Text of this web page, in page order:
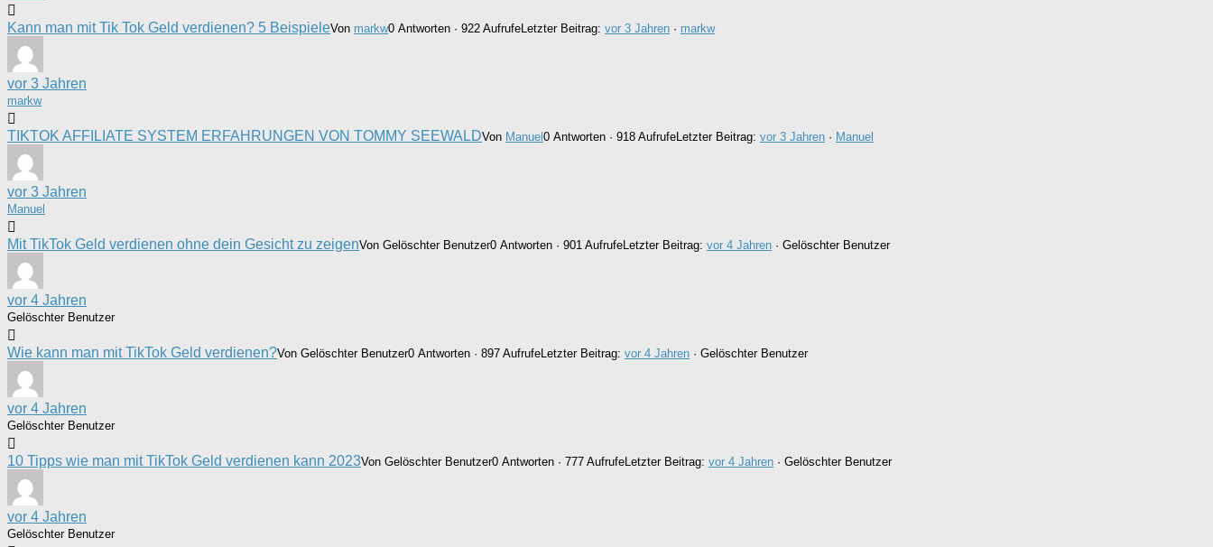
Kann man mit Tik Tok Geld verdienen? 5 BeispieleVon markw0 Antworten · 922 AufrufeLetzter Beitrag: vor 3 Jahren · markw
vor 3 Jahren
markw
TIKTOK AFFILIATE SYSTEM ERFAHRUNGEN VON TOMMY SEEWALDVon Manuel0 Antworten · 918 AufrufeLetzter Beitrag: vor 3 Jahren · Manuel
vor 3 Jahren
Manuel
Mit TikTok Geld verdienen ohne dein Gesicht zu zeigenVon Gelöschter Benutzer0 Antworten · 901 AufrufeLetzter Beitrag: vor 4 Jahren · Gelöschter Benutzer
vor 4 Jahren
Gelöschter Benutzer
Wie kann man mit TikTok Geld verdienen?Von Gelöschter Benutzer0 Antworten · 897 AufrufeLetzter Beitrag: vor 4 Jahren · Gelöschter Benutzer
vor 4 Jahren
Gelöschter Benutzer
10 Tipps wie man mit TikTok Geld verdienen kann 2023Von Gelöschter Benutzer0 Antworten · 777 AufrufeLetzter Beitrag: vor 4 Jahren · Gelöschter Benutzer
vor 4 Jahren
Gelöschter Benutzer